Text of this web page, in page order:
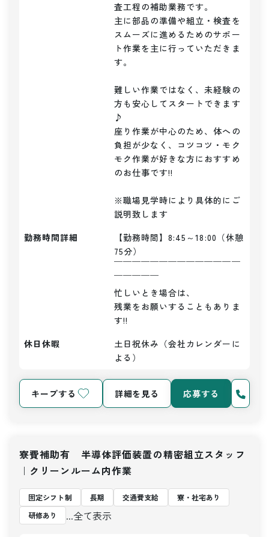
査工程の補助業務です。
主に部品の準備や組立・検査を
スムーズに進めるためのサポー
ト作業を主に行っていただきま
す。
難しい作業ではなく、未経験の
方も安心してスタートできます
♪
座り作業が中心のため、体への
負担が少なく、コツコツ・モク
モク作業が好きな方におすすめ
のお仕事です!!
※職場見学時により具体的にご
説明致します
勤務時間詳細
【勤務時間】8:45～18:00（休憩
75分）
￣￣￣￣￣￣￣￣￣￣￣￣￣￣
￣￣￣￣￣
忙しいとき場合は、
残業をお願いすることもありま
す!!
休日休暇
土日祝休み（会社カレンダーに
よる）
キープする 詳細を見る 応募する
寮費補助有 半導体評価装置の精密組立スタッフ
｜クリーンルーム内作業
固定シフト制 長期 交通費支給
寮・社宅あり
研修あり
...全て表示